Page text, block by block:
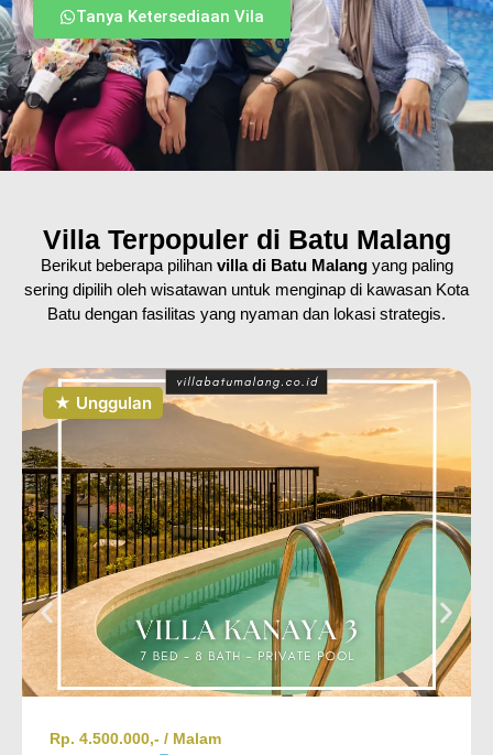
Tanya Ketersediaan Vila
Villa Terpopuler di Batu Malang
Berikut beberapa pilihan villa di Batu Malangyang paling
sering dipilih oleh wisatawan untuk menginap di kawasan Kota
Batu dengan fasilitas yang nyaman dan lokasi strategis.
★ Unggulan
Rp. 4.500.000,- / Malam